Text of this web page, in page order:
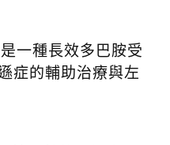
一種長效多巴胺受
症的輔助治療與左